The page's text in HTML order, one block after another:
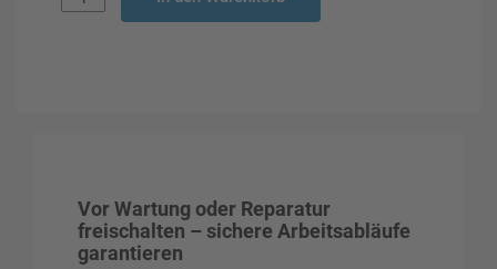
Vor Wartung oder Reparatur
freischalten – sichere Arbeitsabläufe
garantieren